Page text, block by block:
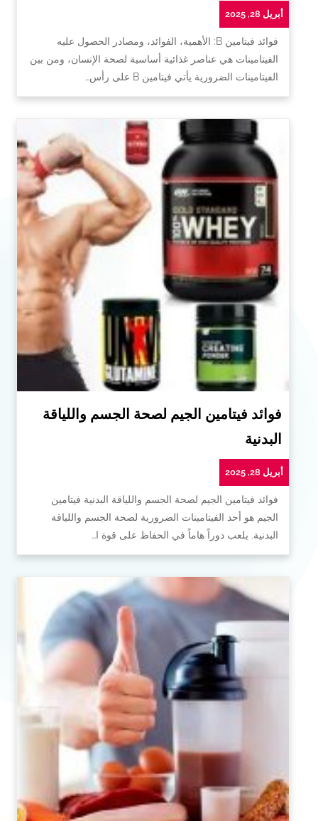
أبريل 28, 2025
فوائد فيتامين B: الأهمية، الفوائد، ومصادر الحصول عليه
الفيتامينات هي عناصر غذائية أساسية لصحة الإنسان، ومن بين
الفيتامينات الضرورية يأتي فيتامين B على رأس…
فوائد فيتامين الجيم لصحة الجسم واللياقة
البدنية
أبريل 28, 2025
فوائد فيتامين الجيم لصحة الجسم واللياقة البدنية فيتامين
الجيم هو أحد الفيتامينات الضرورية لصحة الجسم واللياقة
البدنية. يلعب دوراً هاماً في الحفاظ على قوة ا…